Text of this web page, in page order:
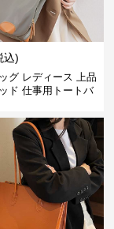
込)
グ レディース 上品
ド 仕事用トートバ